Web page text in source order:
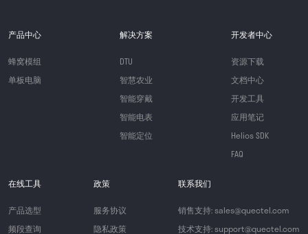
产品中心
蜂窝模组
单板电脑
解决方案
DTU
智慧农业
智能穿戴
智能电表
智能定位
开发者中心
资源下载
文档中心
开发工具
应用笔记
Helios SDK
FAQ
在线工具
产品选型
频段查询
政策
服务协议
隐私政策
联系我们
销售支持: sales@quectel.com
技术支持: support@quectel.com